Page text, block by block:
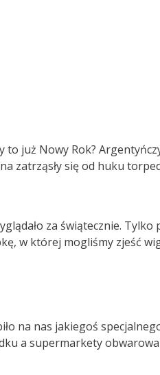
już Nowy Rok?
zatrząsły się od huku
za świątecznie.
w której mogliśmy zjeść
na nas jakiegoś
a supermarkety